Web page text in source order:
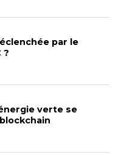
par le
?
verte se